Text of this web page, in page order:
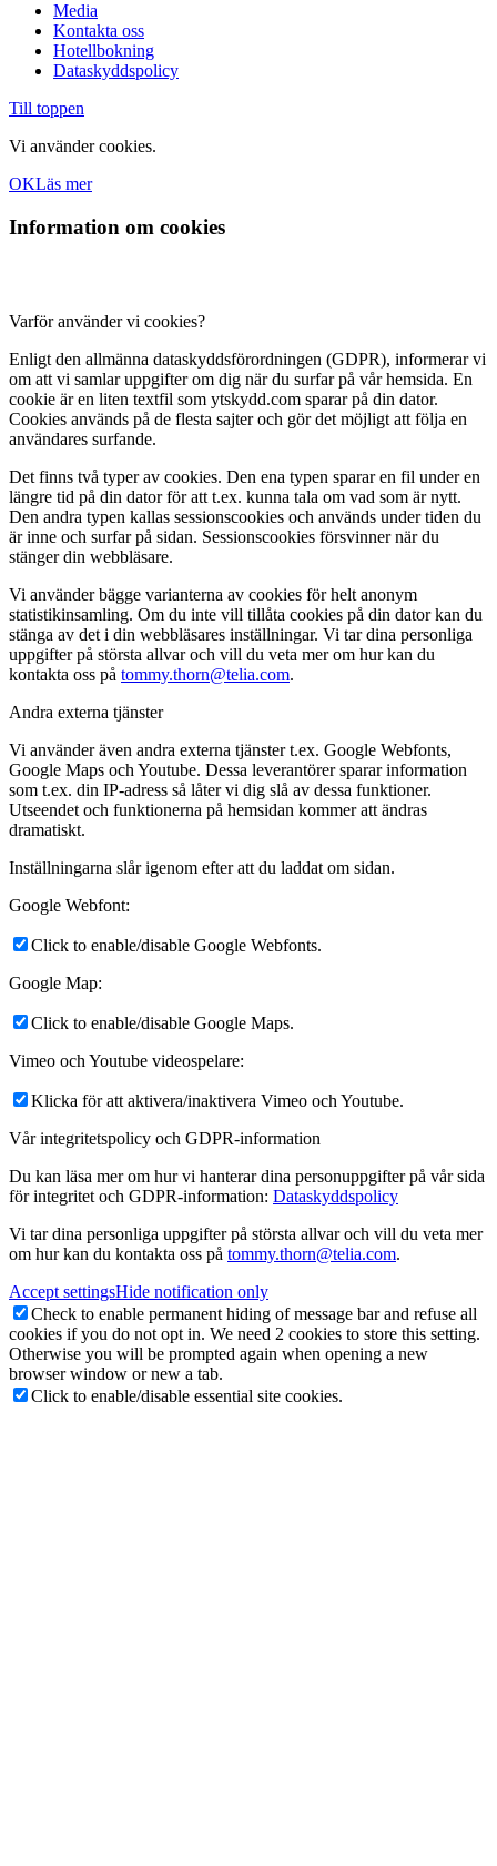
Media
Kontakta oss
Hotellbokning
Dataskyddspolicy
Till toppen
Vi använder cookies.
OKLäs mer
Information om cookies
Varför använder vi cookies?
Enligt den allmänna dataskyddsförordningen (GDPR), informerar vi
om att vi samlar uppgifter om dig när du surfar på vår hemsida. En
cookie är en liten textfil som ytskydd.com sparar på din dator.
Cookies används på de flesta sajter och gör det möjligt att följa en
användares surfande.
Det finns två typer av cookies. Den ena typen sparar en fil under en
längre tid på din dator för att t.ex. kunna tala om vad som är nytt.
Den andra typen kallas sessionscookies och används under tiden du
är inne och surfar på sidan. Sessionscookies försvinner när du
stänger din webbläsare.
Vi använder bägge varianterna av cookies för helt anonym
statistikinsamling. Om du inte vill tillåta cookies på din dator kan du
stänga av det i din webbläsares inställningar. Vi tar dina personliga
uppgifter på största allvar och vill du veta mer om hur kan du
kontakta oss på tommy.thorn@telia.com.
Andra externa tjänster
Vi använder även andra externa tjänster t.ex. Google Webfonts,
Google Maps och Youtube. Dessa leverantörer sparar information
som t.ex. din IP-adress så låter vi dig slå av dessa funktioner.
Utseendet och funktionerna på hemsidan kommer att ändras
dramatiskt.
Inställningarna slår igenom efter att du laddat om sidan.
Google Webfont:
Click to enable/disable Google Webfonts.
Google Map:
Click to enable/disable Google Maps.
Vimeo och Youtube videospelare:
Klicka för att aktivera/inaktivera Vimeo och Youtube.
Vår integritetspolicy och GDPR-information
Du kan läsa mer om hur vi hanterar dina personuppgifter på vår sida
för integritet och GDPR-information: Dataskyddspolicy
Vi tar dina personliga uppgifter på största allvar och vill du veta mer
om hur kan du kontakta oss på tommy.thorn@telia.com.
Accept settingsHide notification only
Check to enable permanent hiding of message bar and refuse all
cookies if you do not opt in. We need 2 cookies to store this setting.
Otherwise you will be prompted again when opening a new
browser window or new a tab.
Click to enable/disable essential site cookies.